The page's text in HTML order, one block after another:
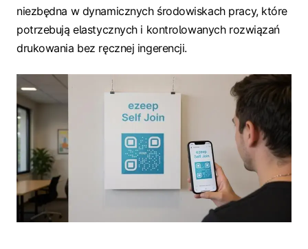
niezbędna w dynamicznych środowiskach pracy, które
potrzebują elastycznych i kontrolowanych rozwiązań
drukowania bez ręcznej ingerencji.